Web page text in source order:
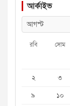
আর্কাইভ
রবি সোম
২
৩
৯
১০